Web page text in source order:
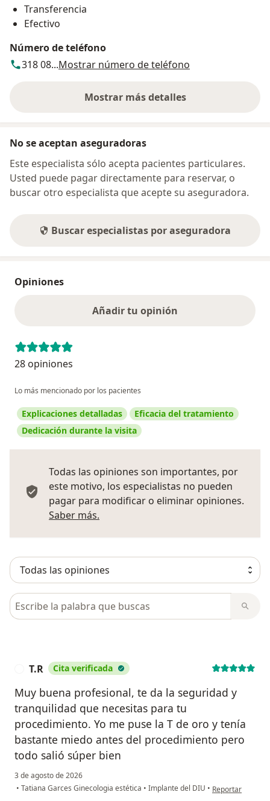
Transferencia
Efectivo
Número de teléfono
318 08...Mostrar número de teléfono
Mostrar más detalles
sobre la dirección
No se aceptan aseguradoras
Este especialista sólo acepta pacientes particulares.
Usted puede pagar directamente para reservar, o
buscar otro especialista que acepte su aseguradora.
Buscar especialistas por aseguradora
Opiniones
Añadir tu opinión
28 opiniones
Lo más mencionado por los pacientes
Explicaciones detalladas
Eficacia del tratamiento
Dedicación durante la visita
Todas las opiniones son importantes, por
este motivo, los especialistas no pueden
pagar para modificar o eliminar opiniones.
Saber más.
Busca en opiniones
T.R Cita verificada
Muy buena profesional, te da la seguridad y
tranquilidad que necesitas para tu
procedimiento. Yo me puse la T de oro y tenía
bastante miedo antes del procedimiento pero
todo salió súper bien
3 de agosto de 2026
• Tatiana Garces Ginecologia estética • Implante del DIU • en opinión del
Reportar